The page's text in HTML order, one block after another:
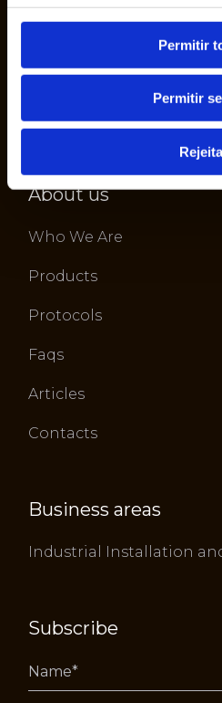
Permitir
Permitir
About us
Who We Are
Products
Protocols
Faqs
Articles
Contacts
Business areas
Industrial Installation
Subscribe